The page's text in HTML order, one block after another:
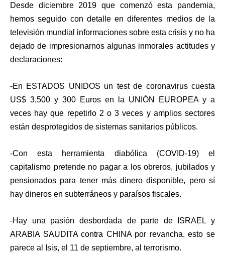
Desde diciembre 2019 que comenzó esta pandemia,
hemos seguido con detalle en diferentes medios de la
televisión mundial informaciones sobre esta crisis y no ha
dejado de impresionarnos algunas inmorales actitudes y
declaraciones:
-En ESTADOS UNIDOS un test de coronavirus cuesta
US$ 3,500 y 300 Euros en la UNIÓN EUROPEA y a
veces hay que repetirlo 2 o 3 veces y amplios sectores
están desprotegidos de sistemas sanitarios públicos.
-Con esta herramienta diabólica (COVID-19) el
capitalismo pretende no pagar a los obreros, jubilados y
pensionados para tener más dinero disponible, pero sí
hay dineros en subterráneos y paraísos fiscales.
-Hay una pasión desbordada de parte de ISRAEL y
ARABIA SAUDITA contra CHINA por revancha, esto se
parece al Isis, el 11 de septiembre, al terrorismo.